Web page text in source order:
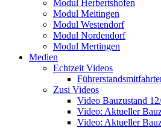
Modul Herbertshofen
Modul Meitingen
Modul Westendorf
Modul Nordendorf
Modul Mertingen
Medien
Echtzeit Videos
Zusi Videos
Video Bauzustand
Video: Aktueller
Video: Aktueller